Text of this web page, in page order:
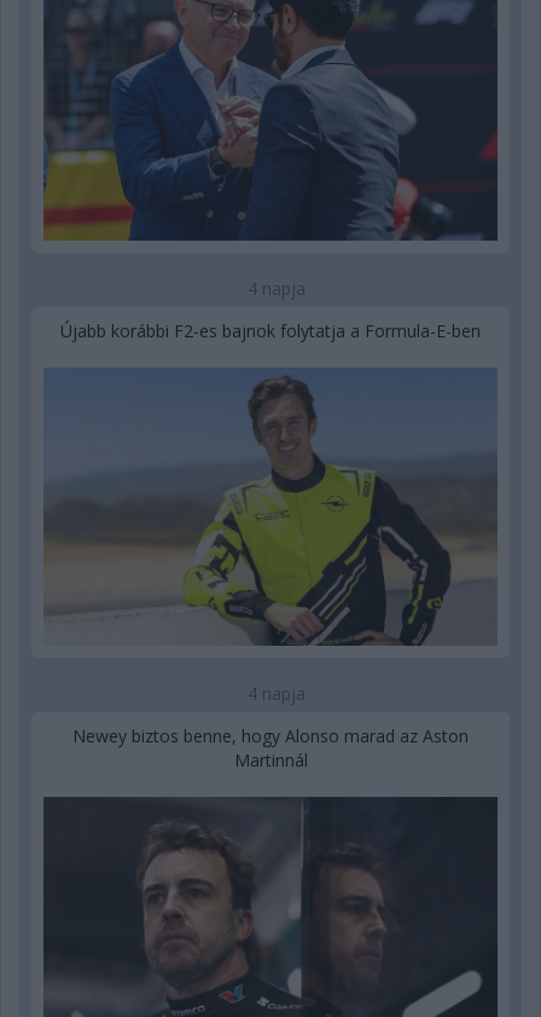
4 napja
Újabb korábbi F2-es bajnok folytatja a Formula-E-ben
4 napja
Newey biztos benne, hogy Alonso marad az Aston
Martinnál